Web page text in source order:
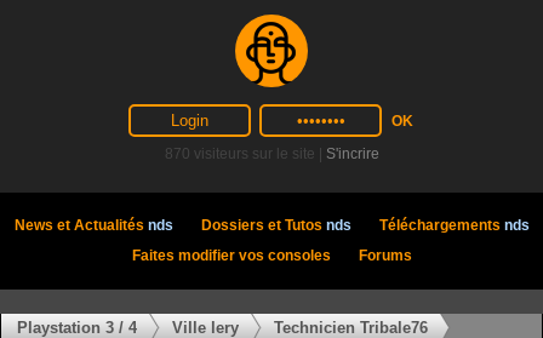
870 visiteurs sur le site | S'incrire
News et Actualités nds Dossiers et Tutos nds Téléchargements nds
Faites modifier vos consoles
Forums
Playstation 3 / 4 Ville lery Technicien Tribale76